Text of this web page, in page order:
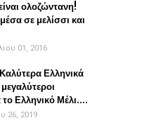
ολοζώντανη!
σε μελίσσι και
01, 2016
Ελληνικά
Ελληνικό Μέλι....
26, 2019